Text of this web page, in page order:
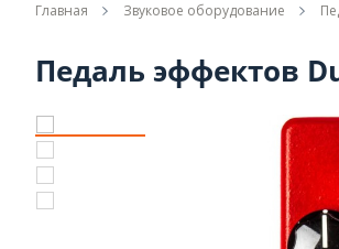
Главная Звуковое оборудование
Педаль эффектов